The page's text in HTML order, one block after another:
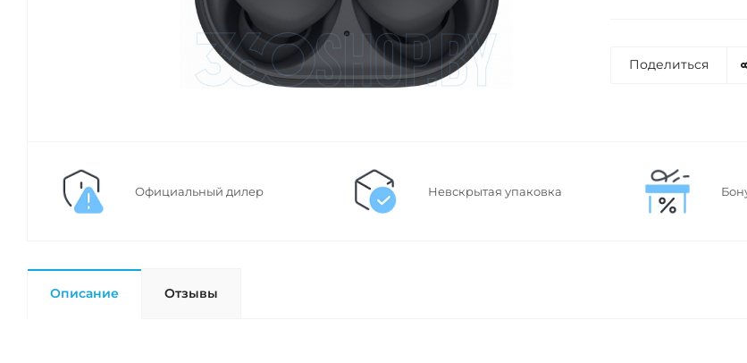
Поделиться
Официальный дилер Невскрытая упаковка
Описание Отзывы